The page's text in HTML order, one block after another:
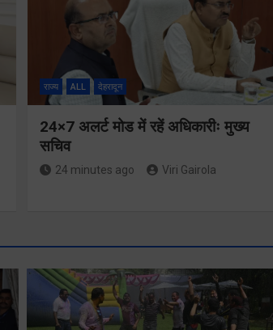
राज्य ALL देहरादून
24×7 अलर्ट मोड में रहें अधिकारीः मुख्य
सचिव
24 minutes ago Viri Gairola